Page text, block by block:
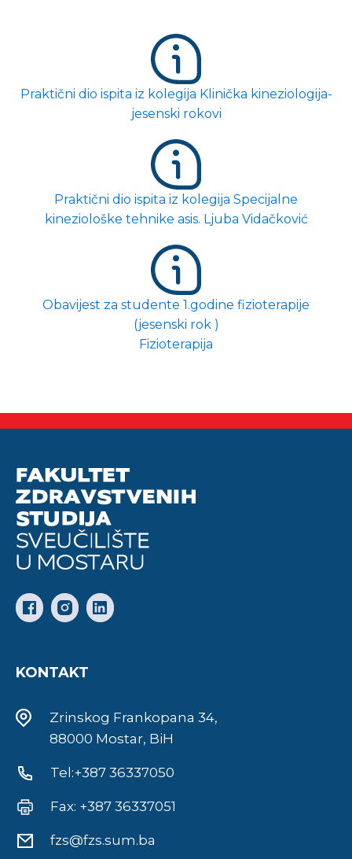
Praktični dio ispita iz kolegija Klinička kineziologija-
jesenski rokovi
Praktični dio ispita iz kolegija Specijalne
kineziološke tehnike asis. Ljuba Vidačković
Obavijest za studente 1.godine fizioterapije
(jesenski rok )
Fizioterapija
KONTAKT
Zrinskog Frankopana 34,
88000 Mostar, BiH
Tel:+387 36337050
Fax: +387 36337051
fzs@fzs.sum.ba